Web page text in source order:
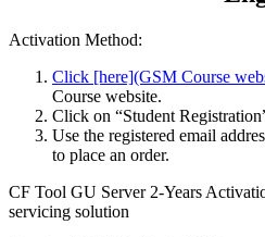
Activation Method:
Click [here](GSM Course
Course website.
Click on “Student
Use the registered email
to place an order.
CF Tool GU Server 2-Years
servicing solution